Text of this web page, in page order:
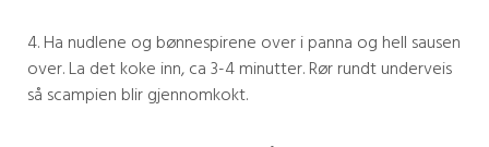
4. Ha nudlene og bønnespirene over i panna og hell sausen
over. La det koke inn, ca 3-4 minutter. Rør rundt underveis
så scampien blir gjennomkokt.